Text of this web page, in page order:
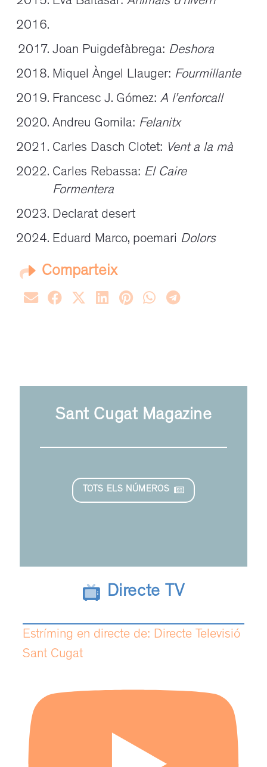
Joan Puigdefàbrega: Deshora
Miquel Àngel Llauger: Fourmillante
Francesc J. Gómez: A l’enforcall
Andreu Gomila: Felanitx
Carles Dasch Clotet: Vent a la mà
Carles Rebassa: El Caire
Formentera
Declarat desert
Eduard Marco, poemari Dolors
Comparteix
Sant Cugat Magazine
TOTS ELS NÚMEROS
Directe TV
Estríming en directe de: Directe Televisió
Sant Cugat